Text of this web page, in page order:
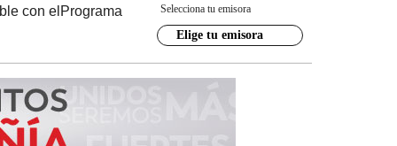
con el Programa Selecciona tu emisora
Elige tu emisora